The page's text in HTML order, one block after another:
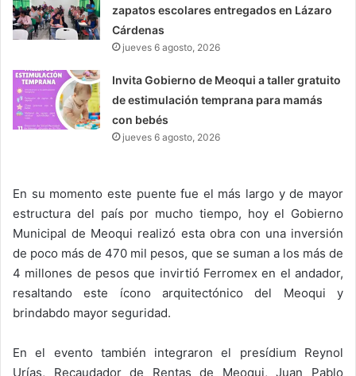
zapatos escolares entregados en Lázaro
Cárdenas
jueves 6 agosto, 2026
Invita Gobierno de Meoqui a taller gratuito
de estimulación temprana para mamás
con bebés
jueves 6 agosto, 2026
En su momento este puente fue el más largo y de mayor
estructura del país por mucho tiempo, hoy el Gobierno
Municipal de Meoqui realizó esta obra con una inversión
de poco más de 470 mil pesos, que se suman a los más de
4 millones de pesos que invirtió Ferromex en el andador,
resaltando este ícono arquitectónico del Meoqui y
brindabdo mayor seguridad.
En el evento también integraron el presídium Reynol
Urías, Recaudador de Rentas de Meoqui, Juan Pablo